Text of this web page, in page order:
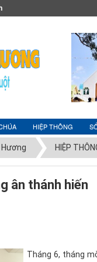
HIỆP THÔNG
Hương HIỆP
ân thánh hiến
Tháng 6, tháng